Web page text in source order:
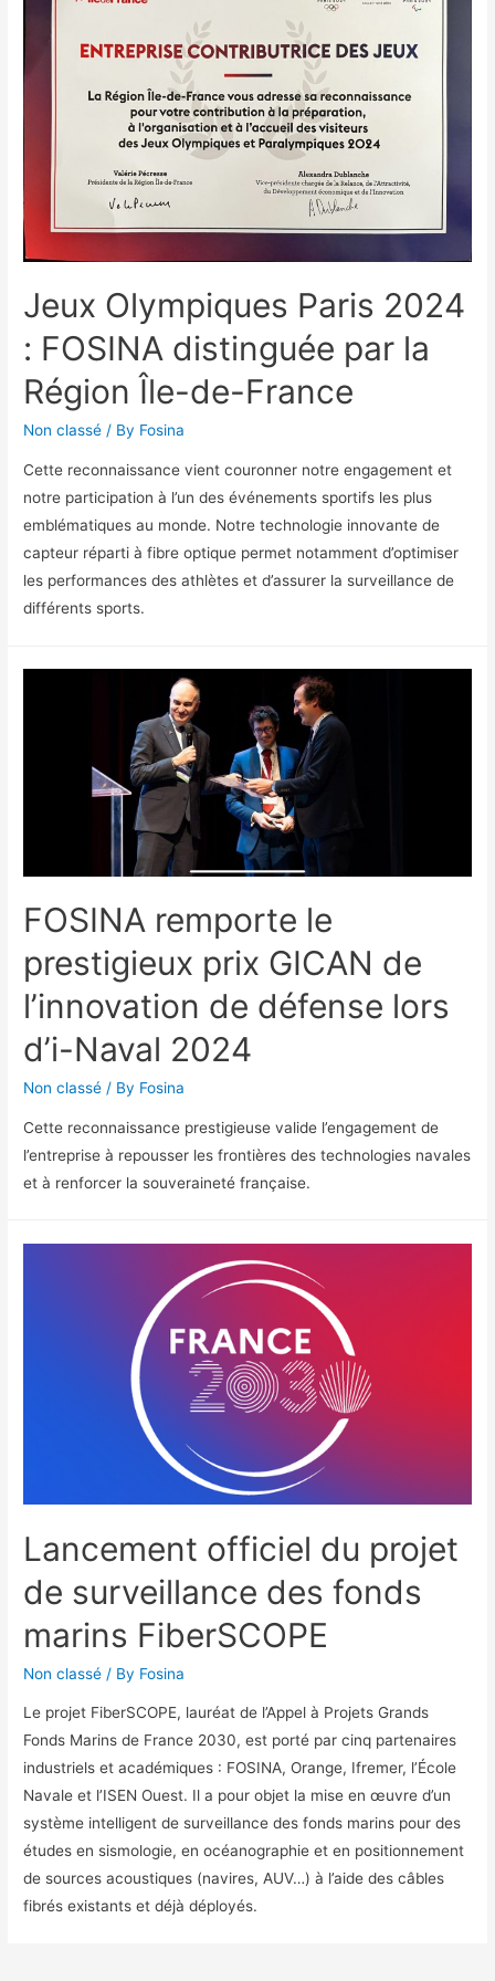
Jeux Olympiques Paris 2024
: FOSINA distinguée par la
Région Île-de-France
Non classé / By Fosina
Cette reconnaissance vient couronner notre engagement et
notre participation à l’un des événements sportifs les plus
emblématiques au monde. Notre technologie innovante de
capteur réparti à fibre optique permet notamment d’optimiser
les performances des athlètes et d’assurer la surveillance de
différents sports.
FOSINA remporte le
prestigieux prix GICAN de
l’innovation de défense lors
d’i-Naval 2024
Non classé / By Fosina
Cette reconnaissance prestigieuse valide l’engagement de
l’entreprise à repousser les frontières des technologies navales
et à renforcer la souveraineté française.
Lancement officiel du projet
de surveillance des fonds
marins FiberSCOPE
Non classé / By Fosina
Le projet FiberSCOPE, lauréat de l’Appel à Projets Grands
Fonds Marins de France 2030, est porté par cinq partenaires
industriels et académiques : FOSINA, Orange, Ifremer, l’École
Navale et l’ISEN Ouest. Il a pour objet la mise en œuvre d’un
système intelligent de surveillance des fonds marins pour des
études en sismologie, en océanographie et en positionnement
de sources acoustiques (navires, AUV…) à l’aide des câbles
fibrés existants et déjà déployés.